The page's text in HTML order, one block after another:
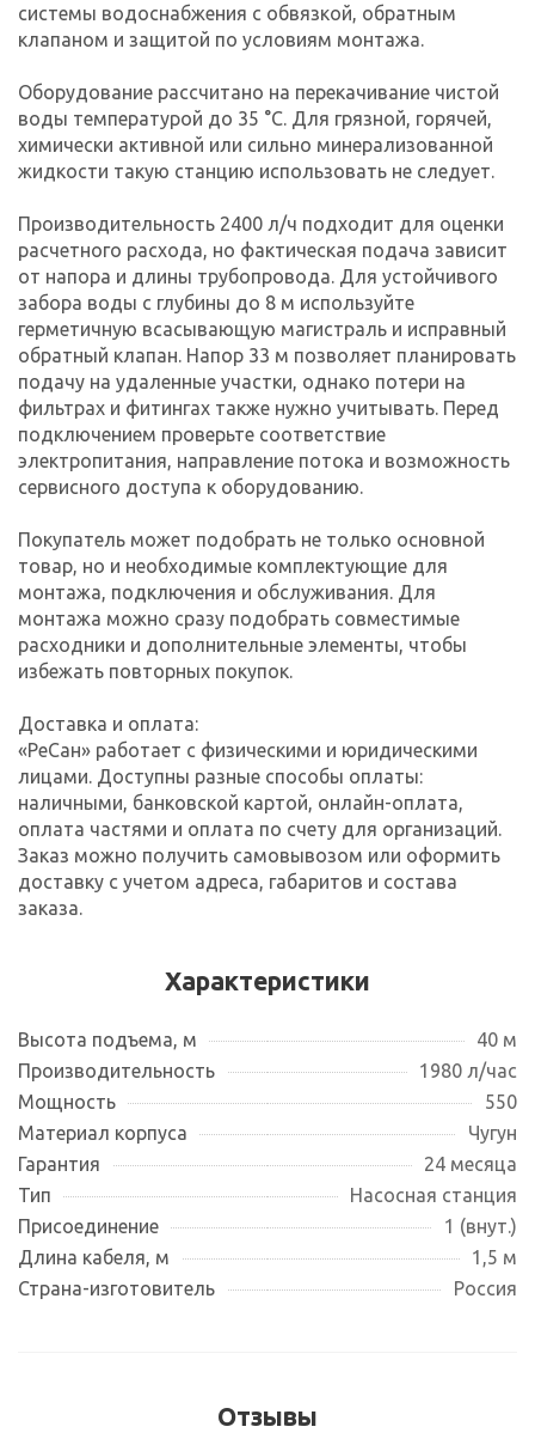
системы водоснабжения с обвязкой, обратным
клапаном и защитой по условиям монтажа.
Оборудование рассчитано на перекачивание чистой
воды температурой до 35 °C. Для грязной, горячей,
химически активной или сильно минерализованной
жидкости такую станцию использовать не следует.
Производительность 2400 л/ч подходит для оценки
расчетного расхода, но фактическая подача зависит
от напора и длины трубопровода. Для устойчивого
забора воды с глубины до 8 м используйте
герметичную всасывающую магистраль и исправный
обратный клапан. Напор 33 м позволяет планировать
подачу на удаленные участки, однако потери на
фильтрах и фитингах также нужно учитывать. Перед
подключением проверьте соответствие
электропитания, направление потока и возможность
сервисного доступа к оборудованию.
Покупатель может подобрать не только основной
товар, но и необходимые комплектующие для
монтажа, подключения и обслуживания. Для
монтажа можно сразу подобрать совместимые
расходники и дополнительные элементы, чтобы
избежать повторных покупок.
Доставка и оплата:
«РеСан» работает с физическими и юридическими
лицами. Доступны разные способы оплаты:
наличными, банковской картой, онлайн-оплата,
оплата частями и оплата по счету для организаций.
Заказ можно получить самовывозом или оформить
доставку с учетом адреса, габаритов и состава
заказа.
Характеристики
Высота подъема, м
40 м
Производительность
1980 л/час
Мощность
550
Материал корпуса
Чугун
Гарантия
24 месяца
Тип
Насосная станция
Присоединение
1 (внут.)
Длина кабеля, м
1,5 м
Страна-изготовитель
Россия
Отзывы